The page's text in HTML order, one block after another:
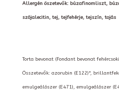
Allergén öszetevők: búzafinomliszt,
szójalecitin, tej, tejfehérje, tejszín, tojás
Torta bevonat (Fondant bevonat
Összetevők: azorubin (E122)*,
emulgeálószer (E471), emulgeálószer